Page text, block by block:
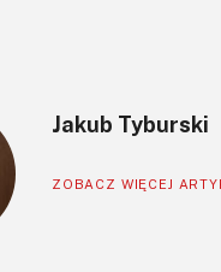
Jakub Tyburski
ZOBACZ WIĘCEJ